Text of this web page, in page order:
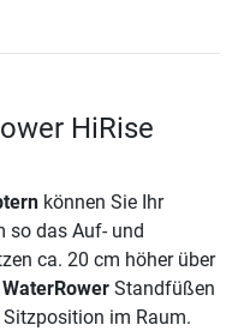
HiRise
können Sie Ihr
so das Auf- und
ca. 20 cm höher über
WaterRower Standfüßen
im Raum.